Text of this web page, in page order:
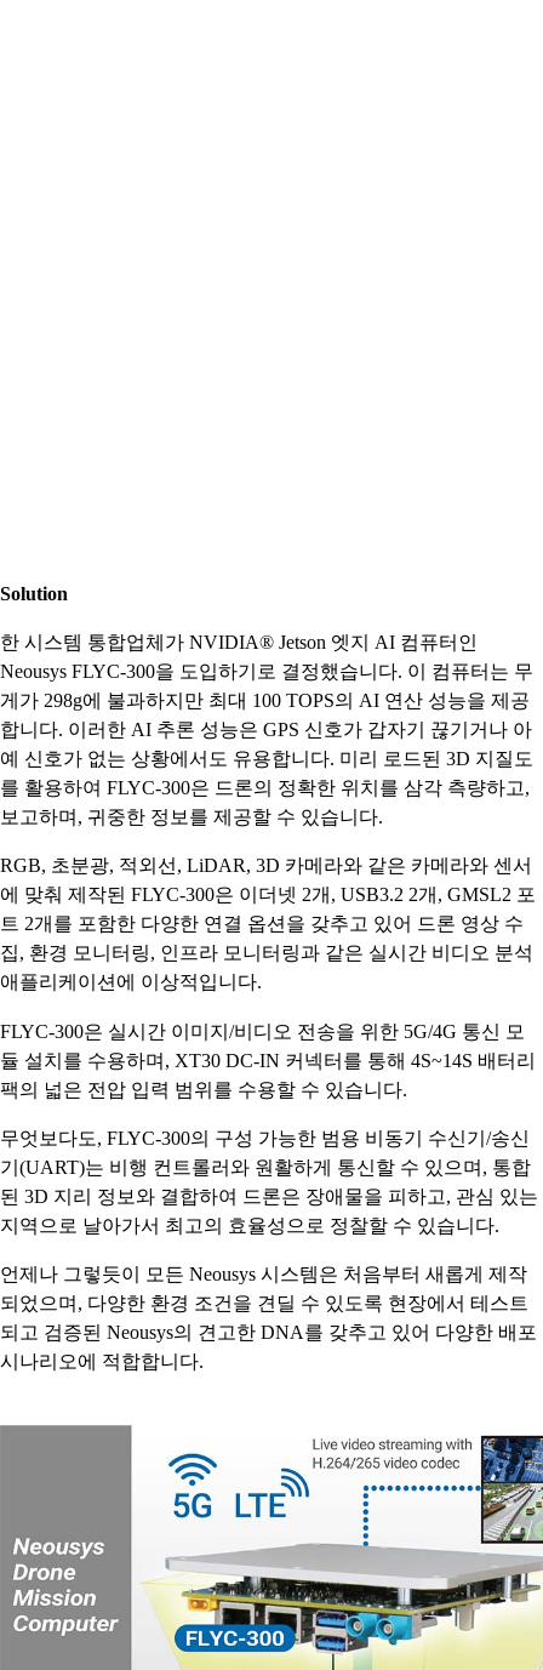
Solution
한 시스템 통합업체가 NVIDIA® Jetson 엣지 AI 컴퓨터인
Neousys FLYC-300을 도입하기로 결정했습니다. 이 컴퓨터는 무
게가 298g에 불과하지만 최대 100 TOPS의 AI 연산 성능을 제공
합니다. 이러한 AI 추론 성능은 GPS 신호가 갑자기 끊기거나 아
예 신호가 없는 상황에서도 유용합니다. 미리 로드된 3D 지질도
를 활용하여 FLYC-300은 드론의 정확한 위치를 삼각 측량하고,
보고하며, 귀중한 정보를 제공할 수 있습니다.
RGB, 초분광, 적외선, LiDAR, 3D 카메라와 같은 카메라와 센서
에 맞춰 제작된 FLYC-300은 이더넷 2개, USB3.2 2개, GMSL2 포
트 2개를 포함한 다양한 연결 옵션을 갖추고 있어 드론 영상 수
집, 환경 모니터링, 인프라 모니터링과 같은 실시간 비디오 분석
애플리케이션에 이상적입니다.
FLYC-300은 실시간 이미지/비디오 전송을 위한 5G/4G 통신 모
듈 설치를 수용하며, XT30 DC-IN 커넥터를 통해 4S~14S 배터리
팩의 넓은 전압 입력 범위를 수용할 수 있습니다.
무엇보다도, FLYC-300의 구성 가능한 범용 비동기 수신기/송신
기(UART)는 비행 컨트롤러와 원활하게 통신할 수 있으며, 통합
된 3D 지리 정보와 결합하여 드론은 장애물을 피하고, 관심 있는
지역으로 날아가서 최고의 효율성으로 정찰할 수 있습니다.
언제나 그렇듯이 모든 Neousys 시스템은 처음부터 새롭게 제작
되었으며, 다양한 환경 조건을 견딜 수 있도록 현장에서 테스트
되고 검증된 Neousys의 견고한 DNA를 갖추고 있어 다양한 배포
시나리오에 적합합니다.